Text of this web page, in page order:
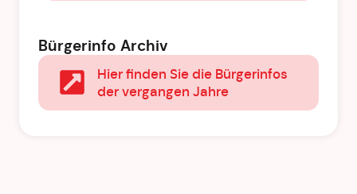
Bürgerinfo Archiv
Hier finden Sie die Bürgerinfos
der vergangen Jahre